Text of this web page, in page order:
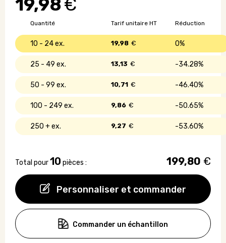
19,98€
Personnaliser et commander
avec
Quantité Réduction
Tarif unitaire HT
10 - 24 0%
19,98 €
25 - 49 34.28%
13,13 €
50 - 99 46.40%
10,71 €
100 - 249 50.65%
9,86 €
250 + 53.60%
9,27 €
Total pour10 pièces : 199,80 €
Commander un échantillon